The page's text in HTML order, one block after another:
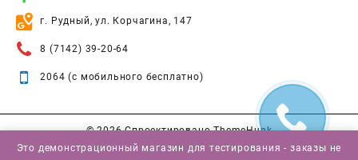
г. Рудный, ул. Корчагина, 147
8 (7142) 39-20-64
2064 (с мобильного бесплатно)
© 2026Спроектировано ThemeHunk
Это демонстрационный магазин для тестирования - заказы не